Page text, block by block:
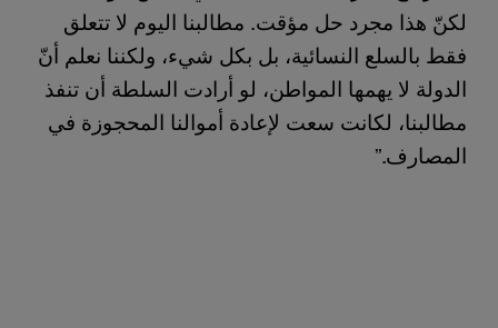
لكنّ هذا مجرد حل مؤقت. مطالبنا اليوم لا تتعلق
فقط بالسلع النسائية، بل بكل شيء، ولكننا نعلم أنّ
الدولة لا يهمها المواطن، لو أرادت السلطة أن تنفذ
مطالبنا، لكانت سعت لإعادة أموالنا المحجوزة في
المصارف.”